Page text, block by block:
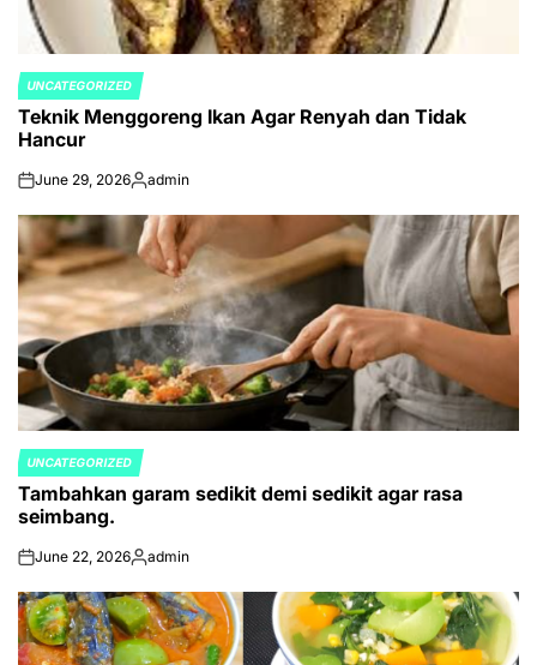
POSTED
IN
UNCATEGORIZED
Teknik Menggoreng Ikan Agar Renyah dan Tidak
Hancur
onJune 29, 2026Posted
admin
POSTED
IN
UNCATEGORIZED
Tambahkan garam sedikit demi sedikit agar rasa
seimbang.
onJune 22, 2026Posted
admin